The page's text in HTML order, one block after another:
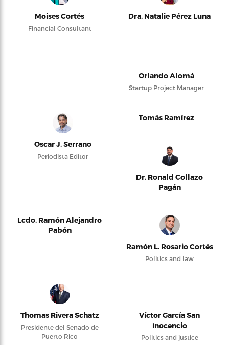
Moises Cortés
Financial Consultant
Dra. Natalie Pérez Luna
Orlando Alomá
Startup Project Manager
Oscar J. Serrano
Periodista Editor
Tomás Ramírez
Dr. Ronald Collazo
Pagán
Lcdo. Ramón Alejandro
Pabón
Ramón L. Rosario Cortés
Politics and law
Thomas Rivera Schatz
Presidente del Senado de
Puerto Rico
Víctor García San
Inocencio
Politics and justice